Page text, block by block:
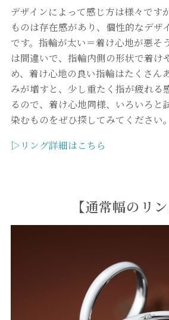
デザインによって感じ方は様々です
ものは存在感があり、個性的なデザ
です。指輪が太い＝着け心地が悪そ
は間違いで、指輪内側の形状で着け
め、着け心地の良い指輪はたくさん
みが増すと、少し重たく指が疲れる
るので、着け心地同様、いろいろと
染むものをぜひ探してみてください。
▷リング詳細はこちら
【通常幅のリン